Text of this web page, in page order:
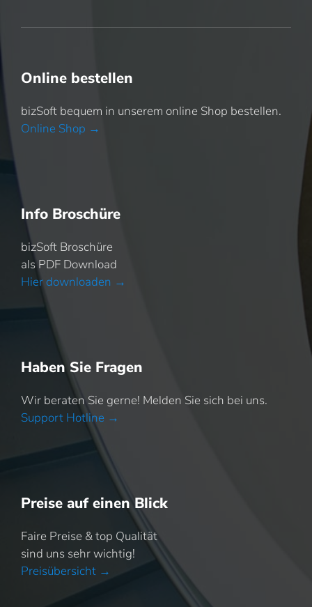
Online bestellen
bizSoft bequem in unserem online Shop bestellen.
Online Shop →
Info Broschüre
bizSoft Broschüre
als PDF Download
Hier downloaden →
Haben Sie Fragen
Wir beraten Sie gerne! Melden Sie sich bei uns.
Support Hotline →
Preise auf einen Blick
Faire Preise & top Qualität
sind uns sehr wichtig!
Preisübersicht →